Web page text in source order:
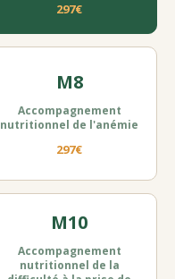
297€
M8
Accompagnement
nutritionnel de l'anémie
297€
M10
Accompagnement
nutritionnel de la